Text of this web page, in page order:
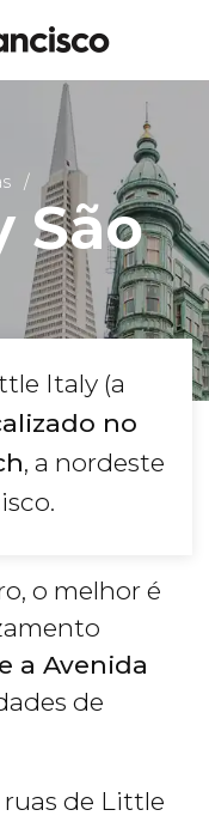
São
Italy (a
no
, a nordeste
o melhor é
a Avenida
de
ruas de Little